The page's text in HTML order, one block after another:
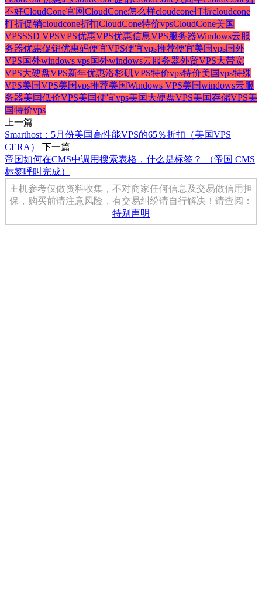
不好CloudCone官网CloudCone怎么样cloudcone打折cloudcone
打折促销cloudcone折扣CloudCone特价vpsCloudCone美国
VPSSSD VPSVPS优惠VPS优惠信息VPS服务器Windows云服
务器优惠促销优惠码便宜VPS便宜vps推荐便宜美国vps国外
VPS国外windows vps国外windows云服务器外贸VPS大带宽
VPS大硬盘VPS新年优惠洛杉矶VPS特价vps特价美国vps特殊
VPS美国VPS美国vps推荐美国Windows VPS美国windows云服
务器美国低价VPS美国便宜vps美国大硬盘VPS美国存储VPS美
国特价vps
上一篇
Smarthost：5月份美国高性能VPS的65％折扣（美国VPS
CERA）
下一篇
帝国如何在CMS中调用搜索表格，什么是标签？ （帝国 CMS
标签呼叫完成）
主机参考仅做资料收集，不对商家任何信息及交易做信用担
保，购买前请注意风险，有交易纠纷请自行解决！请查阅：
特别声明